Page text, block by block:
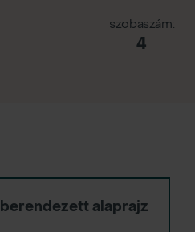
szobaszám:
4
berendezett alaprajz